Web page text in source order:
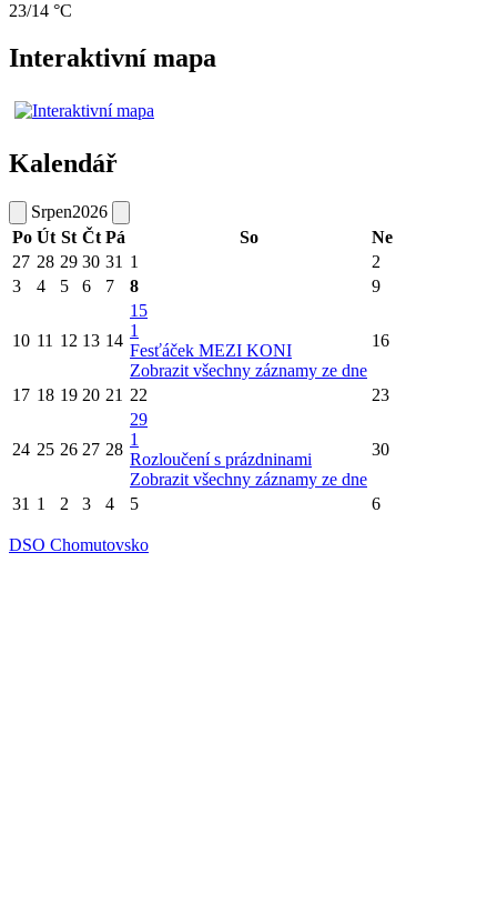
23/14 °C
Interaktivní mapa
Kalendář
Srpen2026
Po Út St Čt Pá So
Ne
27 28 29 30 31 1
2
3
4 5 6 7 8 9
10 11 12 13 14
15
1
Fesťáček MEZI KONI
Zobrazit všechny záznamy ze dne
16
17 18 19 20 21 22 23
24 25 26 27 28
29
1
Rozloučení s prázdninami
Zobrazit všechny záznamy ze dne
30
31 1 2 3 4 5 6
DSO Chomutovsko